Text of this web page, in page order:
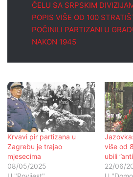
ČELU SA SRPSKIM
POPIS VIŠE OD 100
POČINILI PARTIZANI U
NAKON 1945
Krvavi pir partizana u
Zagrebu je trajao
mjesecima
08/05/2025
više od
ubili
22/06/